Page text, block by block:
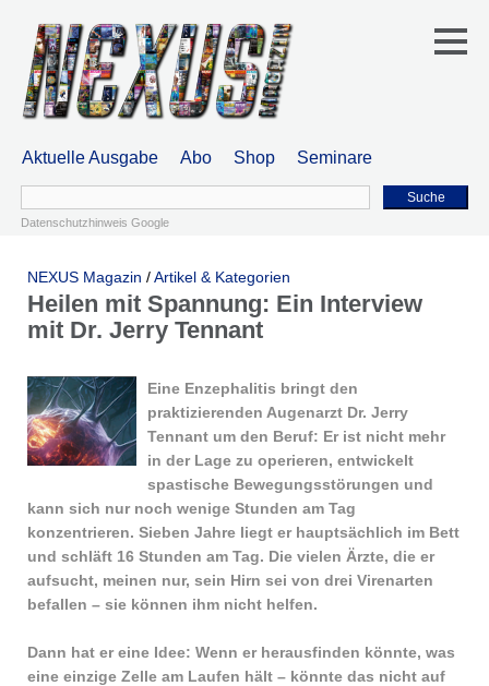
Aktuelle Ausgabe Abo Shop Seminare
Suche
Datenschutzhinweis Google
NEXUS Magazin /Artikel & Kategorien
Heilen mit Spannung: Ein Interview
mit Dr. Jerry Tennant
Eine Enzephalitis bringt den
praktizierenden Augenarzt Dr. Jerry
Tennant um den Beruf: Er ist nicht mehr
in der Lage zu operieren, entwickelt
spastische Bewegungsstörungen und
kann sich nur noch wenige Stunden am Tag
konzentrieren. Sieben Jahre liegt er hauptsächlich im Bett
und schläft 16 Stunden am Tag. Die vielen Ärzte, die er
aufsucht, meinen nur, sein Hirn sei von drei Virenarten
befallen – sie können ihm nicht helfen.
Dann hat er eine Idee: Wenn er herausfinden könnte, was
eine einzige Zelle am Laufen hält – könnte das nicht auf